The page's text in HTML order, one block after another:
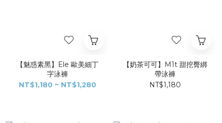
【魅惑素黑】Ele 歐美細丁
字泳褲​
NT$1,180 ~ NT$1,280
【奶茶可可】M1t 甜挖臀綁
帶泳褲​​​
NT$1,180